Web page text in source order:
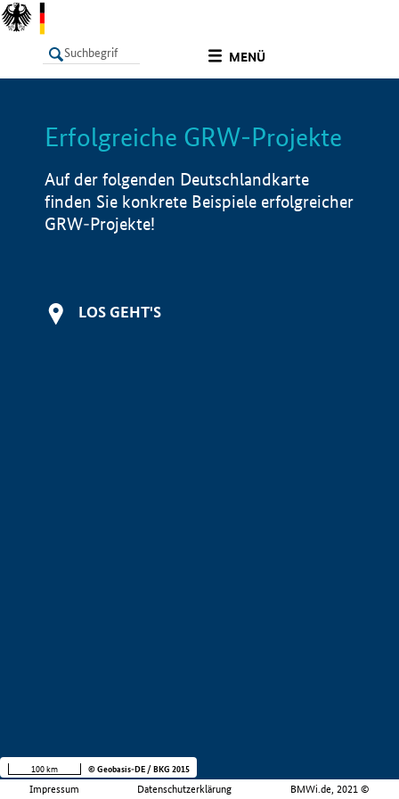
MENÜ
LISTE Info
Erfolgreiche GRW-Projekte
Auf der folgenden Deutschlandkarte
finden Sie konkrete Beispiele erfolgreicher
GRW-Projekte!
LOS GEHT'S
Impressum Datenschutzerklärung BMWi.de, 2021 ©
100 km © Geobasis-DE / BKG 2015